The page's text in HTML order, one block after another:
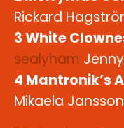
Rickard
3 White
sealyham
4 Mantronik’s
Mikaela Jansson